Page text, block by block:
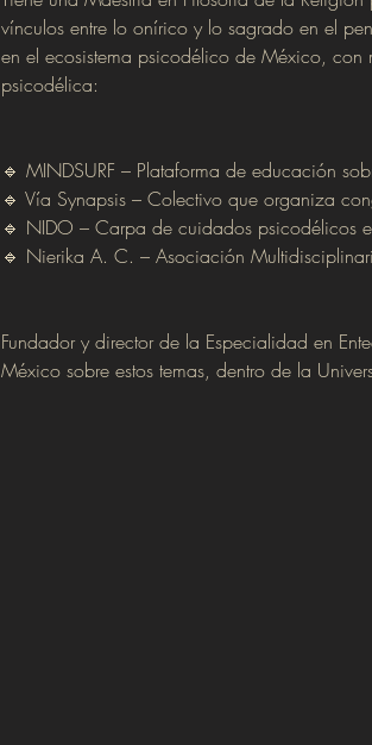
vínculos entre lo onírico y lo sagrado en el
en el ecosistema psicodélico de México,
psicodélica:
🔹 MINDSURF – Plataforma de educación
🔹 Vía Synapsis – Colectivo que organiza
🔹 NIDO – Carpa de cuidados psicodélicos
🔹 Nierika A. C. – Asociación
Fundador y director de la Especialidad en
México sobre estos temas, dentro de la